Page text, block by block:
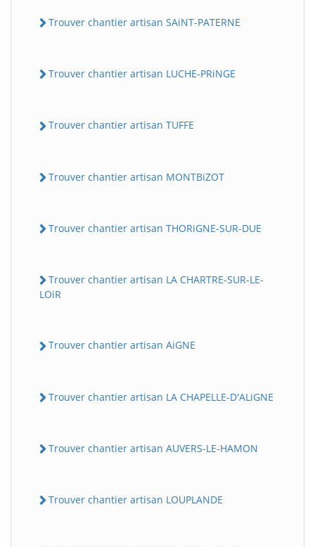
Trouver chantier artisan SAiNT-PATERNE
Trouver chantier artisan LUCHE-PRiNGE
Trouver chantier artisan TUFFE
Trouver chantier artisan MONTBiZOT
Trouver chantier artisan THORiGNE-SUR-DUE
Trouver chantier artisan LA CHARTRE-SUR-LE-
LOiR
Trouver chantier artisan AiGNE
Trouver chantier artisan LA CHAPELLE-D'ALiGNE
Trouver chantier artisan AUVERS-LE-HAMON
Trouver chantier artisan LOUPLANDE